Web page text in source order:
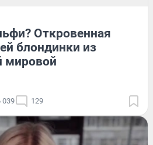
Откровенная
блондинки из
мировой
039 129